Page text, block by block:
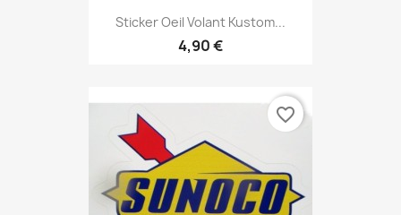
Sticker Oeil Volant Kustom...
4,90 €
favorite_border